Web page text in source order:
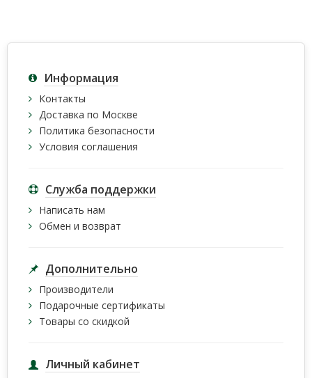
Информация
Контакты
Доставка по Москве
Политика безопасности
Условия соглашения
Служба поддержки
Написать нам
Обмен и возврат
Дополнительно
Производители
Подарочные сертификаты
Товары со скидкой
Личный кабинет